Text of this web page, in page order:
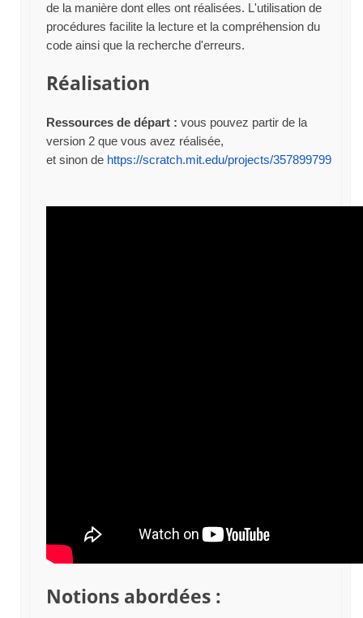
de la manière dont elles ont réalisées. L'utilisation de
procédures facilite la lecture et la compréhension du
code ainsi que la recherche d'erreurs.
Réalisation
Ressources de départ : vous pouvez partir de la
version 2 que vous avez réalisée,
et sinon de https://scratch.mit.edu/projects/357899799
Notions abordées :